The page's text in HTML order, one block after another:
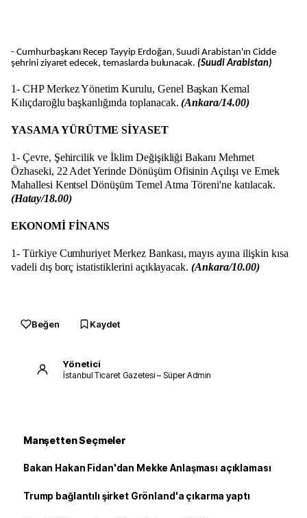
- Cumhurbaşkanı Recep Tayyip Erdoğan, Suudi Arabistan'ın Cidde
şehrini ziyaret edecek, temaslarda bulunacak. (Suudi Arabistan)
1- CHP Merkez Yönetim Kurulu, Genel Başkan Kemal
Kılıçdaroğlu başkanlığında toplanacak.(Ankara/14.00)
YASAMA YÜRÜTME SİYASET
1- Çevre, Şehircilik ve İklim Değişikliği Bakanı Mehmet
Özhaseki, 22 Adet Yerinde Dönüşüm Ofisinin Açılışı ve Emek
Mahallesi Kentsel Dönüşüm Temel Atma Töreni'ne katılacak.
(Hatay/18.00)
EKONOMİ FİNANS
1- Türkiye Cumhuriyet Merkez Bankası, mayıs ayına ilişkin kısa
vadeli dış borç istatistiklerini açıklayacak.(Ankara/10.00)
Beğen Kaydet
Yönetici
İstanbul Ticaret Gazetesi – Süper Admin
Manşetten Seçmeler
Bakan Hakan Fidan'dan Mekke Anlaşması açıklaması
Trump bağlantılı şirket Grönland'a çıkarma yaptı